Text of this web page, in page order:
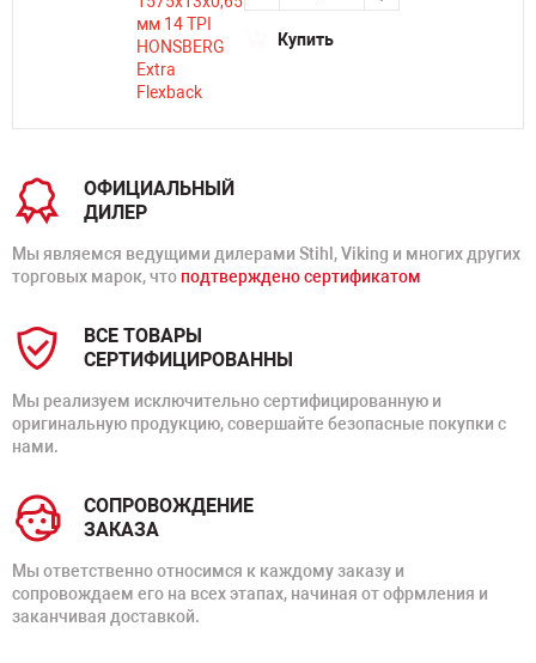
Купить
ОФИЦИАЛЬНЫЙ
ДИЛЕР
Мы являемся ведущими дилерами Stihl, Viking и многих других
торговых марок, что подтверждено сертификатом
ВСЕ ТОВАРЫ
СЕРТИФИЦИРОВАННЫ
Мы реализуем исключительно сертифицированную и
оригинальную продукцию, совершайте безопасные покупки с
нами.
СОПРОВОЖДЕНИЕ
ЗАКАЗА
Мы ответственно относимся к каждому заказу и
сопровождаем его на всех этапах, начиная от офрмления и
заканчивая доставкой.